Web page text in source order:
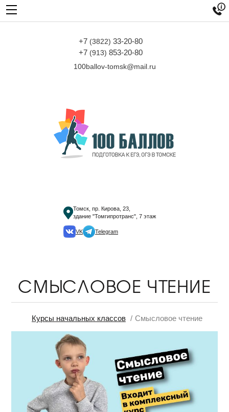
+7 (3822) 33-20-80
+7 (913) 853-20-80
100ballov-tomsk@mail.ru
Томск, пр. Кирова, 23,
здание "Томгипротранс", 7 этаж
VK Telegram

СМЫСЛОВОЕ ЧТЕНИЕ
Курсы начальных классов Смысловое чтение